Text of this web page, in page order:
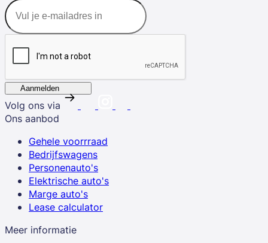
Aanmelden
Volg ons via
Ons aanbod
Gehele voorrraad
Bedrijfswagens
Personenauto's
Elektrische auto's
Marge auto's
Lease calculator
Meer informatie